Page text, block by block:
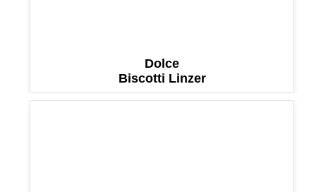
Dolce
Biscotti Linzer